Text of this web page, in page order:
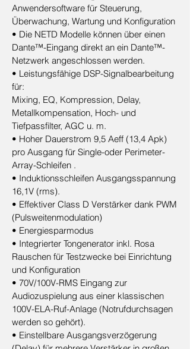
Anwendersoftware für Steuerung,
Überwachung, Wartung und Konfiguration
• Die NETD Modelle können über einen
Dante™-Eingang direkt an ein Dante™-
Netzwerk angeschlossen werden.
• Leistungsfähige DSP-Signalbearbeitung
für:
Mixing, EQ, Kompression, Delay,
Metallkompensation, Hoch- und
Tiefpassfilter, AGC u. m.
• Hoher Dauerstrom 9,5 Aeff (13,4 Apk)
pro Ausgang für Single-oder Perimeter-
Array-Schleifen .
• Induktionsschleifen Ausgangsspannung
16,1V (rms).
• Effektiver Class D Verstärker dank PWM
(Pulsweitenmodulation)
• Energiesparmodus
• Integrierter Tongenerator inkl. Rosa
Rauschen für Testzwecke bei Einrichtung
und Konfiguration
• 70V/100V-RMS Eingang zur
Audiozuspielung aus einer klassischen
100V-ELA-Ruf-Anlage (Notrufdurchsagen
werden so gehört).
• Einstellbare Ausgangsverzögerung